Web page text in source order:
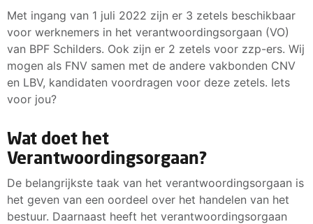
Met ingang van 1 juli 2022 zijn er 3 zetels beschikbaar
voor werknemers in het verantwoordingsorgaan (VO)
van BPF Schilders. Ook zijn er 2 zetels voor zzp-ers. Wij
mogen als FNV samen met de andere vakbonden CNV
en LBV, kandidaten voordragen voor deze zetels. Iets
voor jou?
Wat doet het
Verantwoordingsorgaan?
De belangrijkste taak van het verantwoordingsorgaan is
het geven van een oordeel over het handelen van het
bestuur. Daarnaast heeft het verantwoordingsorgaan